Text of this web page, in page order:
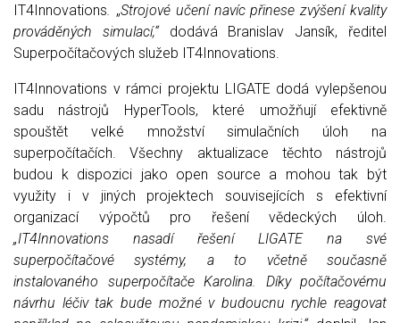
IT4Innovations
„Strojové učení navíc přinese zvýšení kvality
prováděných simulací,“dodává Branislav Jansík, ředitel
Superpočítačových služeb IT4Innovations.
IT4Innovations v rámci projektu LIGATE dodá vylepšenou
sadu nástrojů HyperTools, které umožňují efektivně
spouštět velké množství simulačních úloh na
superpočítačích. Všechny aktualizace těchto nástrojů
budou k dispozici jako open source a mohou tak být
využity i v jiných projektech souvisejících s efektivní
organizací výpočtů pro řešení vědeckých úloh.
„IT4Innovations nasadí řešení LIGATE na své
superpočítačové systémy, a to včetně současně
instalovaného superpočítače Karolina. Díky počítačovému
návrhu léčiv tak bude možné v budoucnu rychle reagovat